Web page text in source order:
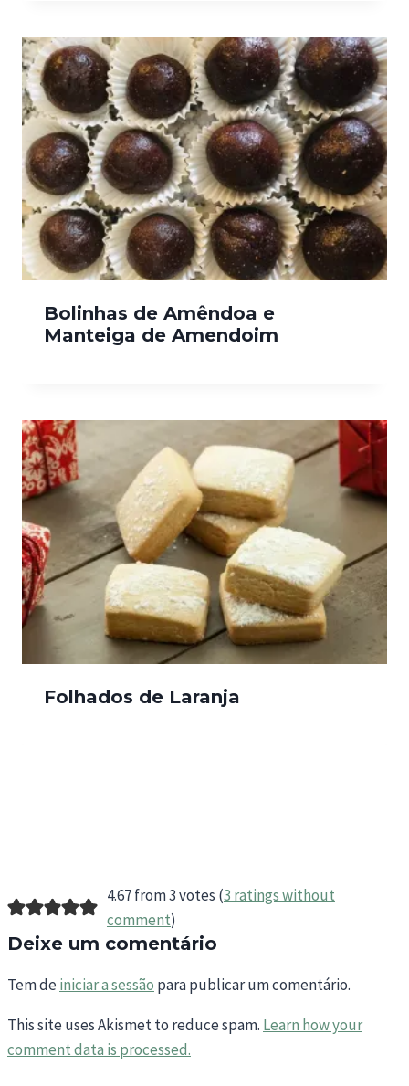
Bolinhas de Amêndoa e
Manteiga de Amendoim
Folhados de Laranja
4.67 from 3 votes (3 ratings without
comment)
Deixe um comentário
Tem deiniciar a sessão para publicar um comentário.
This site uses Akismet to reduce spam. Learn how your
comment data is processed.